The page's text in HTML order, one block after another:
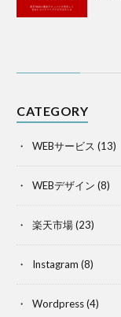
CATEGORY
WEBサービス (13)
WEBデザイン (8)
楽天市場(23)
Instagram (8)
Wordpress(4)